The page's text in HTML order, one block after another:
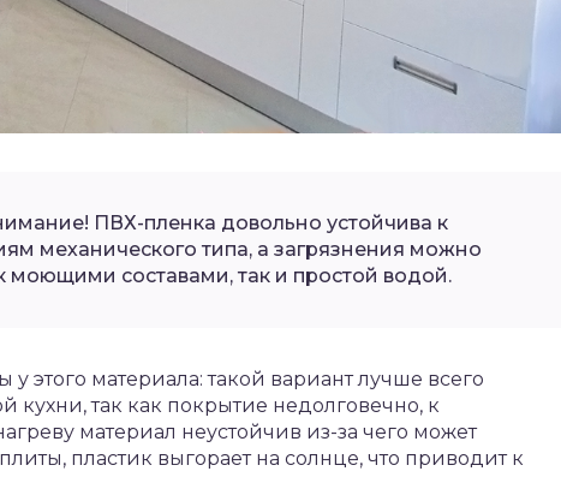
ПВХ-пленка довольно устойчива к
механического типа, а загрязнения можно
моющими составами, так и простой водой.
этого материала: такой вариант лучше всего
кухни, так как покрытие недолговечно, к
материал неустойчив из-за чего может
пластик выгорает на солнце, что приводит к